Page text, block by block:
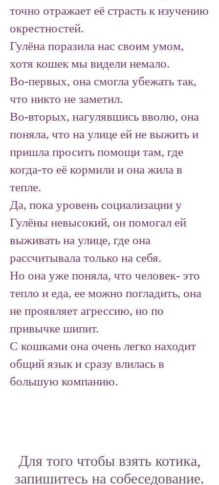
точно отражает её страсть к изучению
окрестностей.
Гулёна поразила нас своим умом,
хотя кошек мы видели немало.
Во-первых, она смогла убежать так,
что никто не заметил.
Во-вторых, нагулявшись вволю, она
поняла, что на улице ей не выжить и
пришла просить помощи там, где
когда-то её кормили и она жила в
тепле.
Да, пока уровень социализации у
Гулёны невысокий, он помогал ей
выживать на улице, где она
рассчитывала только на себя.
Но она уже поняла, что человек- это
тепло и еда, ее можно погладить, она
не проявляет агрессию, но по
привычке шипит.
С кошками она очень легко находит
общий язык и сразу влилась в
большую компанию.
Для того чтобы взять котика,
запишитесь на собеседование.